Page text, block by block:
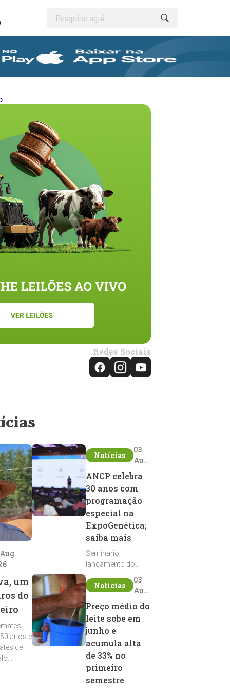
Pesquise aqui...
Redes Sociais
um
do
anos e
de
Notícias
03
Aug
ANCP celebra
30 anos com
programação
especial na
ExpoGenética;
saiba mais
Seminário,
lançamento do
Sumário de Touros,
debates, podcast,
reprodutores e
homenagens
integram a
programação da
entidade durante a
ExpoGenética 2026
Notícias
03
Aug
2026
Preço médio do
leite sobe em
junho e
acumula alta
de 33% no
primeiro
semestre